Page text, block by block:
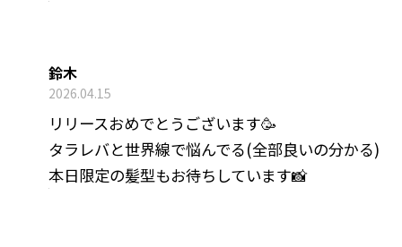
鈴木
2026.04.15
リリースおめでとうございます🥳
タラレバと世界線で悩んでる(全部良いの分かる)
本日限定の髪型もお待ちしています📸